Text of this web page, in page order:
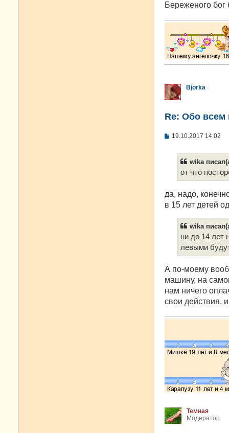
Береженого бог
Bjorka
Re: Oбо всем
С
е
19.10.2017 14:02
wika
от что
да, надо,
в 15 лет детей
wika
ни до 14 лет
левыми
А по-моему
машину, на
нам ничего
свои действия,
Темная
Модератор